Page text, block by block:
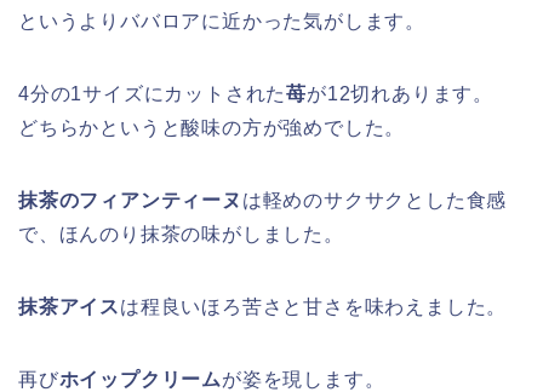
というよりババロアに近かった気がします。
4分の1サイズにカットされた苺が12切れあります。
どちらかというと酸味の方が強めでした。
抹茶のフィアンティーヌ は軽めのサクサクとした食感
で、ほんのり抹茶の味がしました。
抹茶アイスは程良いほろ苦さと甘さを味わえました。
再びホイップクリームが姿を現します。